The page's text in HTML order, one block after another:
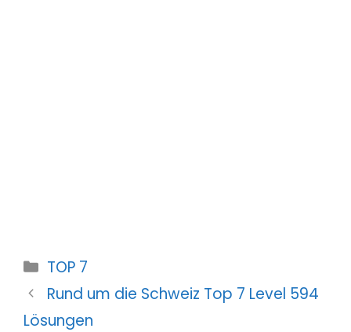
Kategorien
TOP 7
Rund um die Schweiz Top 7 Level 594
Lösungen